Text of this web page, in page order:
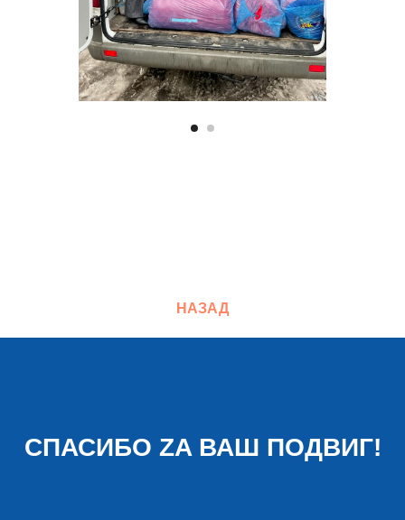
НАЗАД
СПАСИБО ZA ВАШ ПОДВИГ!